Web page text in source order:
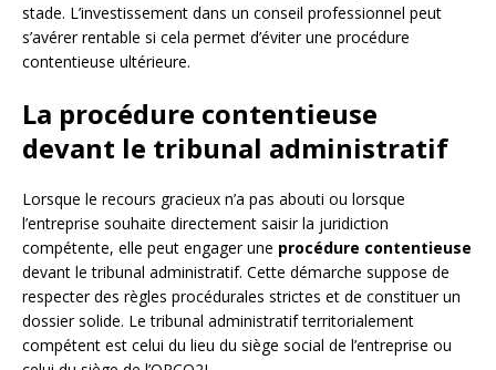
stade. L’investissement dans un conseil professionnel peut
s’avérer rentable si cela permet d’éviter une procédure
contentieuse ultérieure.
La procédure contentieuse
devant le tribunal administratif
Lorsque le recours gracieux n’a pas abouti ou lorsque
l’entreprise souhaite directement saisir la juridiction
compétente, elle peut engager une procédure contentieuse
devant le tribunal administratif. Cette démarche suppose de
respecter des règles procédurales strictes et de constituer un
dossier solide. Le tribunal administratif territorialement
compétent est celui du lieu du siège social de l’entreprise ou